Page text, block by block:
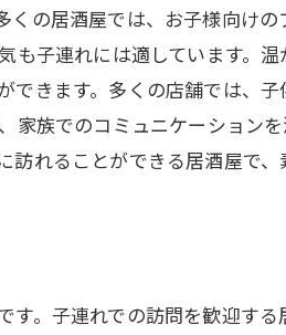
の居酒屋では、お子様向け
も子連れには適しています。
きます。多くの店舗では、
家族でのコミュニケーション
れることができる居酒屋で
。子連れでの訪問を歓迎す